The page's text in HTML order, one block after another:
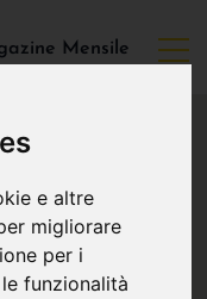
e altre
migliorare
per i
funzionalità
Mensile